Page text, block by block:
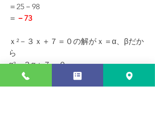
＝25－98
＝ －73
ｘ²－３ｘ＋７＝０の解がｘ＝α、βだか
ら
α²－３α＋７＝０
α²＝３α－７
β²－３β＋７＝０